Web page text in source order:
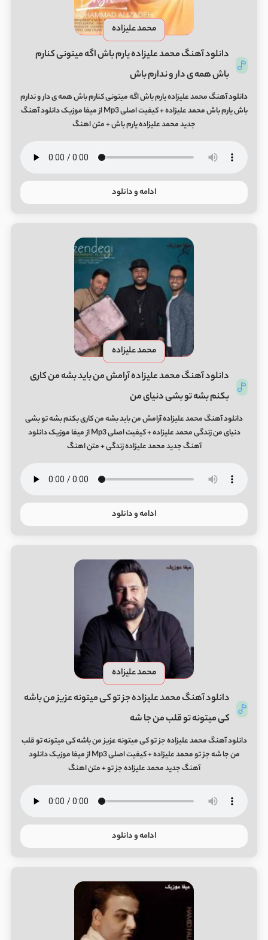
محمد علیزاده
دانلود آهنگ محمد علیزاده یارم باش اگه میتونی کنارم
باش همه ی دار و ندارم باش
دانلود آهنگ محمد علیزاده یارم باش اگه میتونی کنارم باش همه ی دار و ندارم
باش یارم باش محمد علیزاده + کیفیت اصلی Mp3 از میفا موزیک دانلود آهنگ
جدید محمد علیزاده یارم باش + متن اهنگ
ادامه و دانلود
محمد علیزاده
دانلود آهنگ محمد علیزاده آرامش من باید بشه من کاری
بکنم بشه تو بشی دنیای من
دانلود آهنگ محمد علیزاده آرامش من باید بشه من کاری بکنم بشه تو بشی
دنیای من زندگی محمد علیزاده + کیفیت اصلی Mp3 از میفا موزیک دانلود
آهنگ جدید محمد علیزاده زندگی + متن اهنگ
ادامه و دانلود
محمد علیزاده
دانلود آهنگ محمد علیزاده جز تو کی میتونه عزیز من باشه
کی میتونه تو قلب من جا شه
دانلود آهنگ محمد علیزاده جز تو کی میتونه عزیز من باشه کی میتونه تو قلب
من جا شه جز تو محمد علیزاده + کیفیت اصلی Mp3 از میفا موزیک دانلود
آهنگ جدید محمد علیزاده جز تو + متن اهنگ
ادامه و دانلود